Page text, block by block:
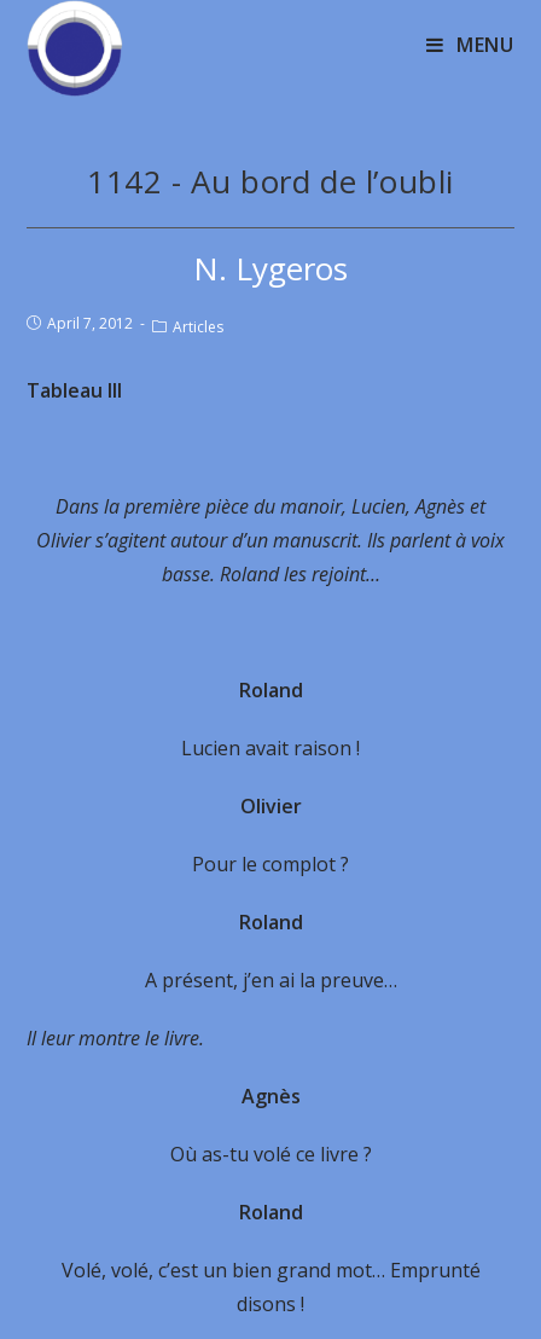
MENU
1142 - Au bord de l’oubli
N. Lygeros
April 7, 2012 Articles
Tableau III
Dans la première pièce du manoir, Lucien, Agnès et
Olivier s’agitent autour d’un manuscrit. Ils parlent à voix
basse. Roland les rejoint…
Roland
Lucien avait raison !
Olivier
Pour le complot ?
Roland
A présent, j’en ai la preuve…
Il leur montre le livre.
Agnès
Où as-tu volé ce livre ?
Roland
Volé, volé, c’est un bien grand mot… Emprunté
disons !